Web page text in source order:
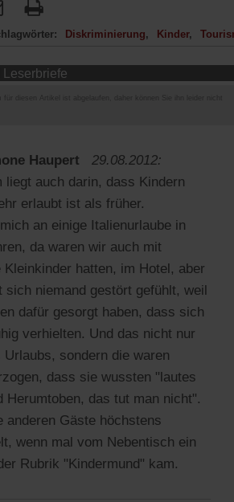
Diskriminierung Kinder
Leserbriefe
Haupert
29.08.2012:
liegt auch darin, dass Kindern
erlaubt ist als früher.
an einige Italienurlaube in
da waren wir auch mit
Kleinkinder hatten, im Hotel, aber
sich niemand gestört gefühlt, weil
dafür gesorgt haben, dass sich
verhielten. Und das nicht nur
Urlaubs, sondern die waren
dass sie wussten "lautes
Herumtoben, das tut man nicht".
anderen Gäste höchstens
wenn mal vom Nebentisch ein
Rubrik "Kindermund" kam.